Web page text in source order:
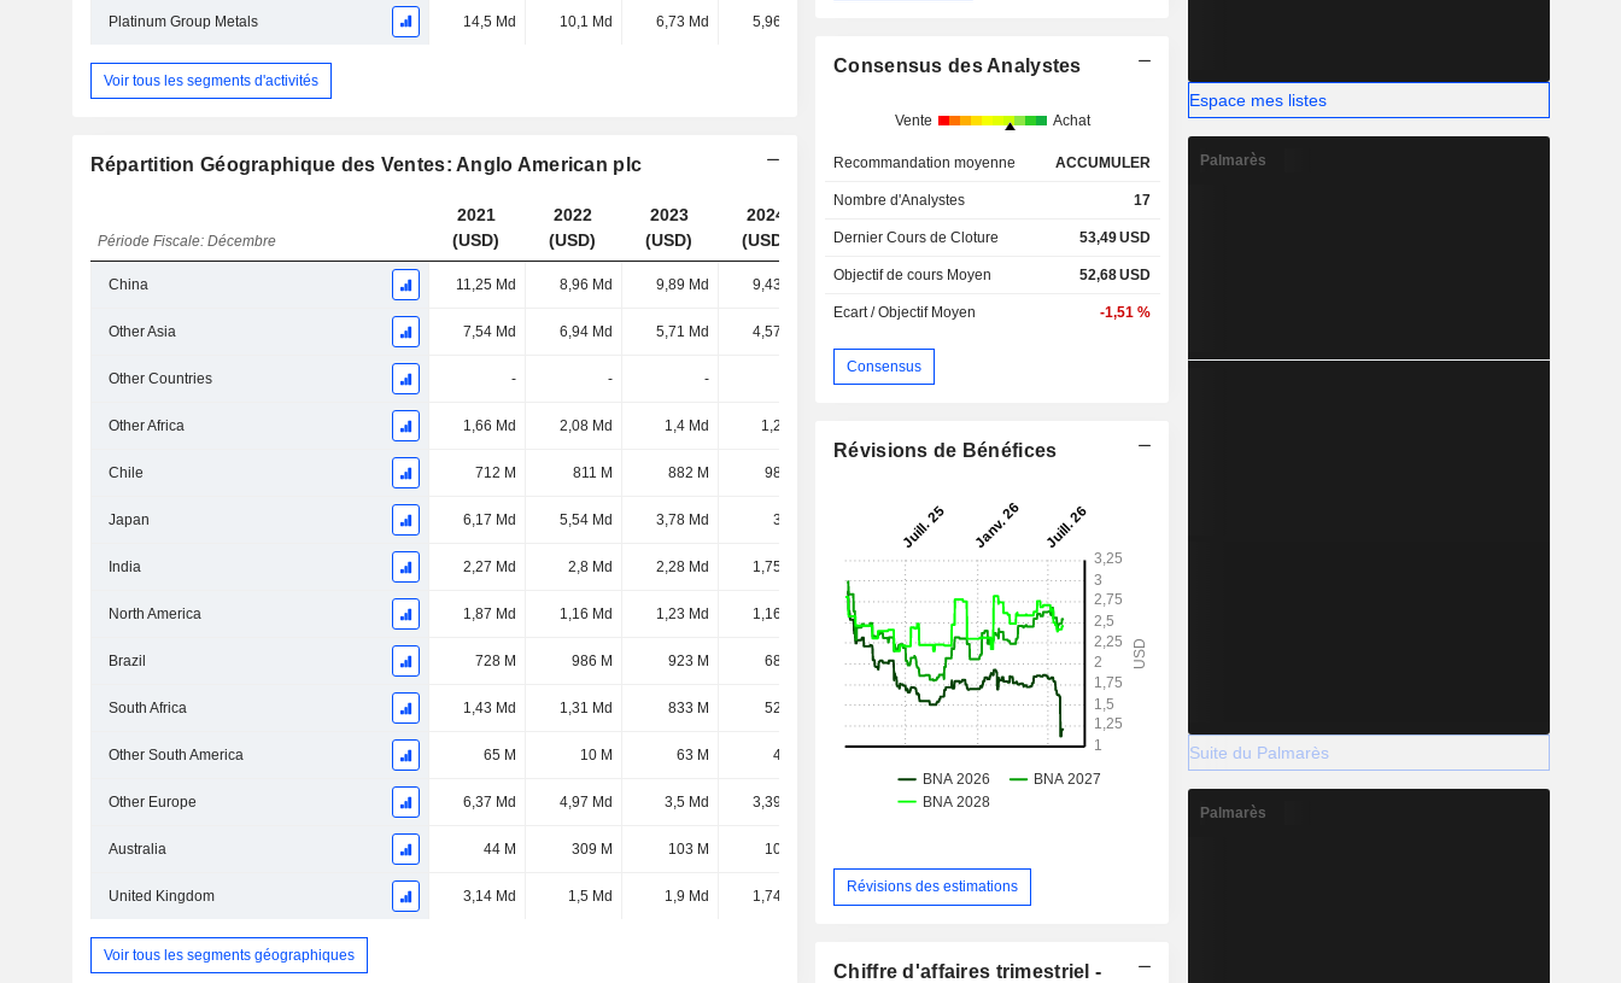
Platinum Group Metals 14,5 Md 10,1 Md 6,73 Md 5,96 Md
Voir tous les segments d'activités
Répartition Géographique des Ventes: Anglo American plc
Période Fiscale: Décembre
2021
(USD)
2022
(USD)
2023
(USD)
2024
(USD)
(USD)
China 11,25 Md 8,96 Md 9,89 Md 9,43 Md 9,61 Md
Other Asia 7,54 Md 6,94 Md 5,71 Md 4,57 Md
Other Countries - - -
Other Africa 1,66 Md 2,08 Md 1,4 Md 1,2 Md
Chile 712 M 811 M 882 M 989 M
Japan 6,17 Md 5,54 Md 3,78 Md 3 Md
India 2,27 Md 2,8 Md 2,28 Md 1,75 Md 845 M
North America 1,87 Md 1,16 Md 1,23 Md 1,16 Md
Brazil 728 M 986 M 923 M 689 M 308 M
South Africa 1,43 Md 1,31 Md 833 M 523 M 104 M
Other South America 65 M 10 M 63 M 45 M
Other Europe 6,37 Md 4,97 Md 3,5 Md 3,39 Md -
Australia 44 M 309 M 103 M 102 M
United Kingdom 3,14 Md 1,5 Md 1,9 Md 1,74 Md -204 M
Voir tous les segments géographiques
Consensus des Analystes
Vente Achat
Recommandation moyenne ACCUMULER
Nombre d'Analystes 17
Dernier Cours de Cloture 53,49USD
Objectif de cours Moyen 52,68USD
Ecart / Objectif Moyen -1,51 %
Consensus
Révisions de Bénéfices
Révisions des estimations
Chiffre d'affaires trimestriel -
Espace mes listes
Palmarès
Suite du Palmarès
Palmarès